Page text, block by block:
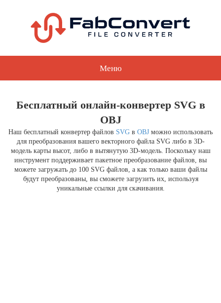
Меню
Бесплатный онлайн-конвертер SVG в
OBJ
Наш бесплатный конвертер файлов SVG в OBJ можно использовать
для преобразования вашего векторного файла SVG либо в 3D-
модель карты высот, либо в вытянутую 3D-модель. Поскольку наш
инструмент поддерживает пакетное преобразование файлов, вы
можете загружать до 100 SVG файлов, а как только ваши файлы
будут преобразованы, вы сможете загрузить их, используя
уникальные ссылки для скачивания.